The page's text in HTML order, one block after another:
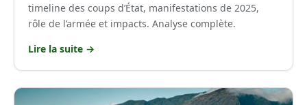
timeline des coups d’État, manifestations de 2025,
rôle de l’armée et impacts. Analyse complète.
Lire la suite →